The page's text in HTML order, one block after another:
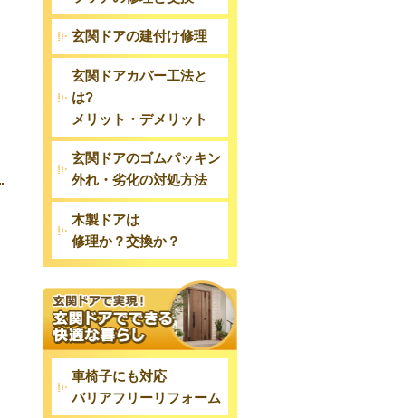
玄関ドアの建付け修理
玄関ドアカバー工法と
は?
メリット・デメリット
玄関ドアのゴムパッキン
外れ・劣化の対処方法
木製ドアは
修理か？交換か？
車椅子にも対応
バリアフリーリフォーム